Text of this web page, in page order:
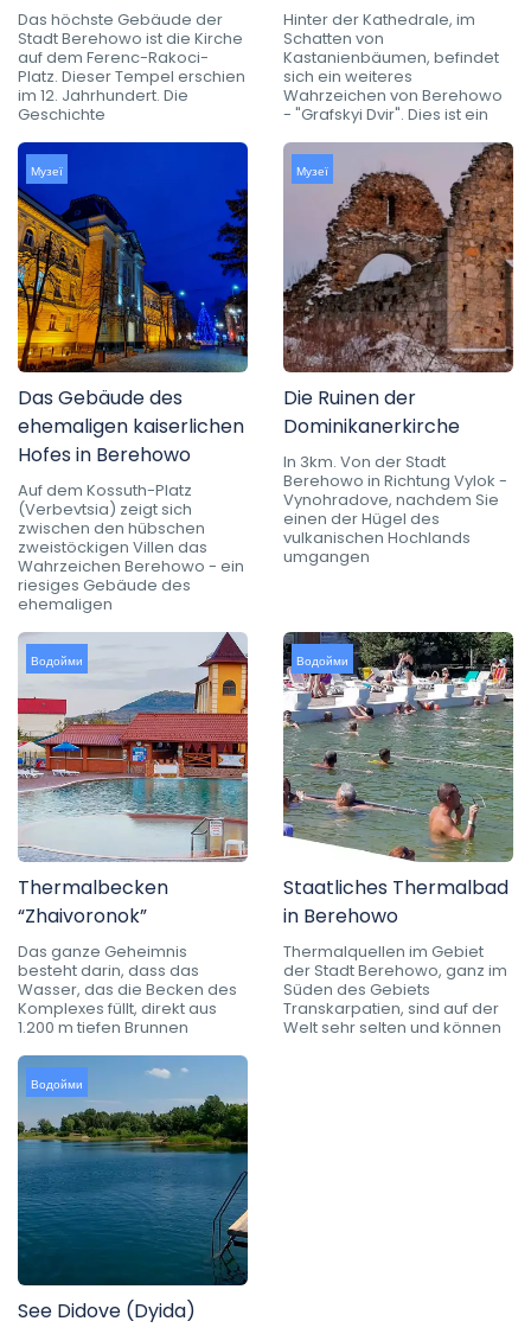
Das höchste Gebäude der
Stadt Berehowo ist die Kirche
auf dem Ferenc-Rakoci-
Platz. Dieser Tempel erschien
im 12. Jahrhundert. Die
Geschichte
Hinter der Kathedrale, im
Schatten von
Kastanienbäumen, befindet
sich ein weiteres
Wahrzeichen von Berehowo
- "Grafskyi Dvir". Dies ist ein
Музеї
Das Gebäude des
ehemaligen kaiserlichen
Hofes in Berehowo
Auf dem Kossuth-Platz
(Verbevtsia) zeigt sich
zwischen den hübschen
zweistöckigen Villen das
Wahrzeichen Berehowo - ein
riesiges Gebäude des
ehemaligen
Музеї
Die Ruinen der
Dominikanerkirche
In 3km. Von der Stadt
Berehowo in Richtung Vylok -
Vynohradove, nachdem Sie
einen der Hügel des
vulkanischen Hochlands
umgangen
Водойми
Thermalbecken
“Zhaivoronok”
Das ganze Geheimnis
besteht darin, dass das
Wasser, das die Becken des
Komplexes füllt, direkt aus
1.200 m tiefen Brunnen
Водойми
Staatliches Thermalbad
in Berehowo
Thermalquellen im Gebiet
der Stadt Berehowo, ganz im
Süden des Gebiets
Transkarpatien, sind auf der
Welt sehr selten und können
Водойми
See Didove (Dyida)